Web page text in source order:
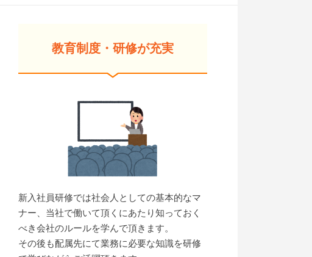
教育制度・研修が充実
新入社員研修では社会人としての基本的なマ
ナー、当社で働いて頂くにあたり知っておく
べき会社のルールを学んで頂きます。
その後も配属先にて業務に必要な知識を研修